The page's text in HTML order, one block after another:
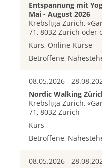
Entspannung mit
Mai - August 2026
Krebsliga Zürich,
71, 8032 Zürich oder
Kurs, Online-Kurse
Betroffene,
08.05.2026 -
Nordic Walking
Krebsliga Zürich,
71, 8032 Zürich
Kurs
Betroffene,
08.05.2026 -